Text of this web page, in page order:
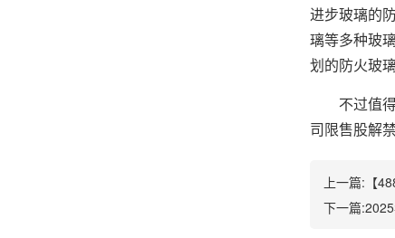
进步玻璃的
璃等多种玻
划的防火玻
不过值得
司限售股解
上一篇: 【
下一篇: